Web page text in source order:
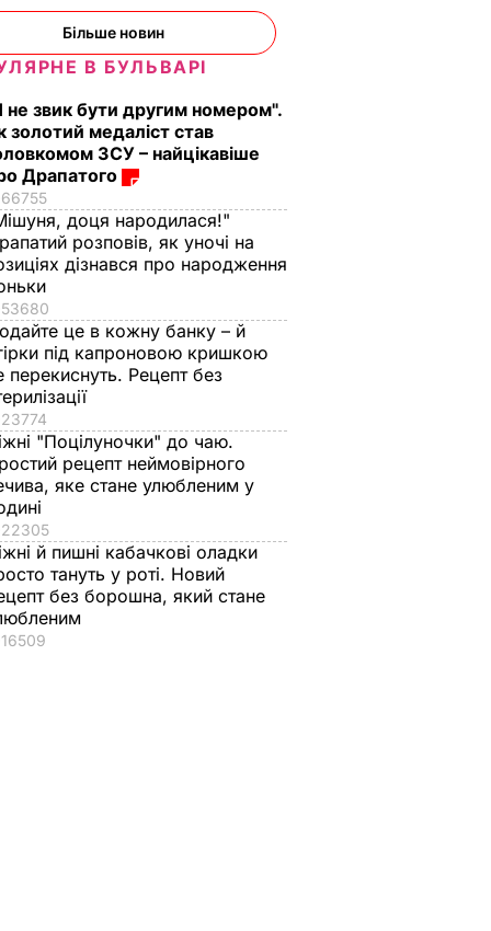
Більше новин
В БУЛЬВАРІ
не звик бути другим номером".
золотий медаліст став
ЗСУ – найцікавіше
Драпатого
66755
доця народилася!"
розповів, як уночі на
дізнався про народження
53680
це в кожну банку – й
під капроновою кришкою
перекиснуть. Рецепт без
23774
"Поцілуночки" до чаю.
рецепт неймовірного
яке стане улюбленим у
22305
й пишні кабачкові оладки
тануть у роті. Новий
без борошна, який стане
16509